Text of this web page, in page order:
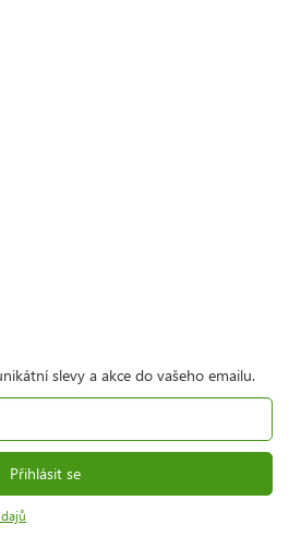
slevy a akce do vašeho emailu.
Přihlásit se